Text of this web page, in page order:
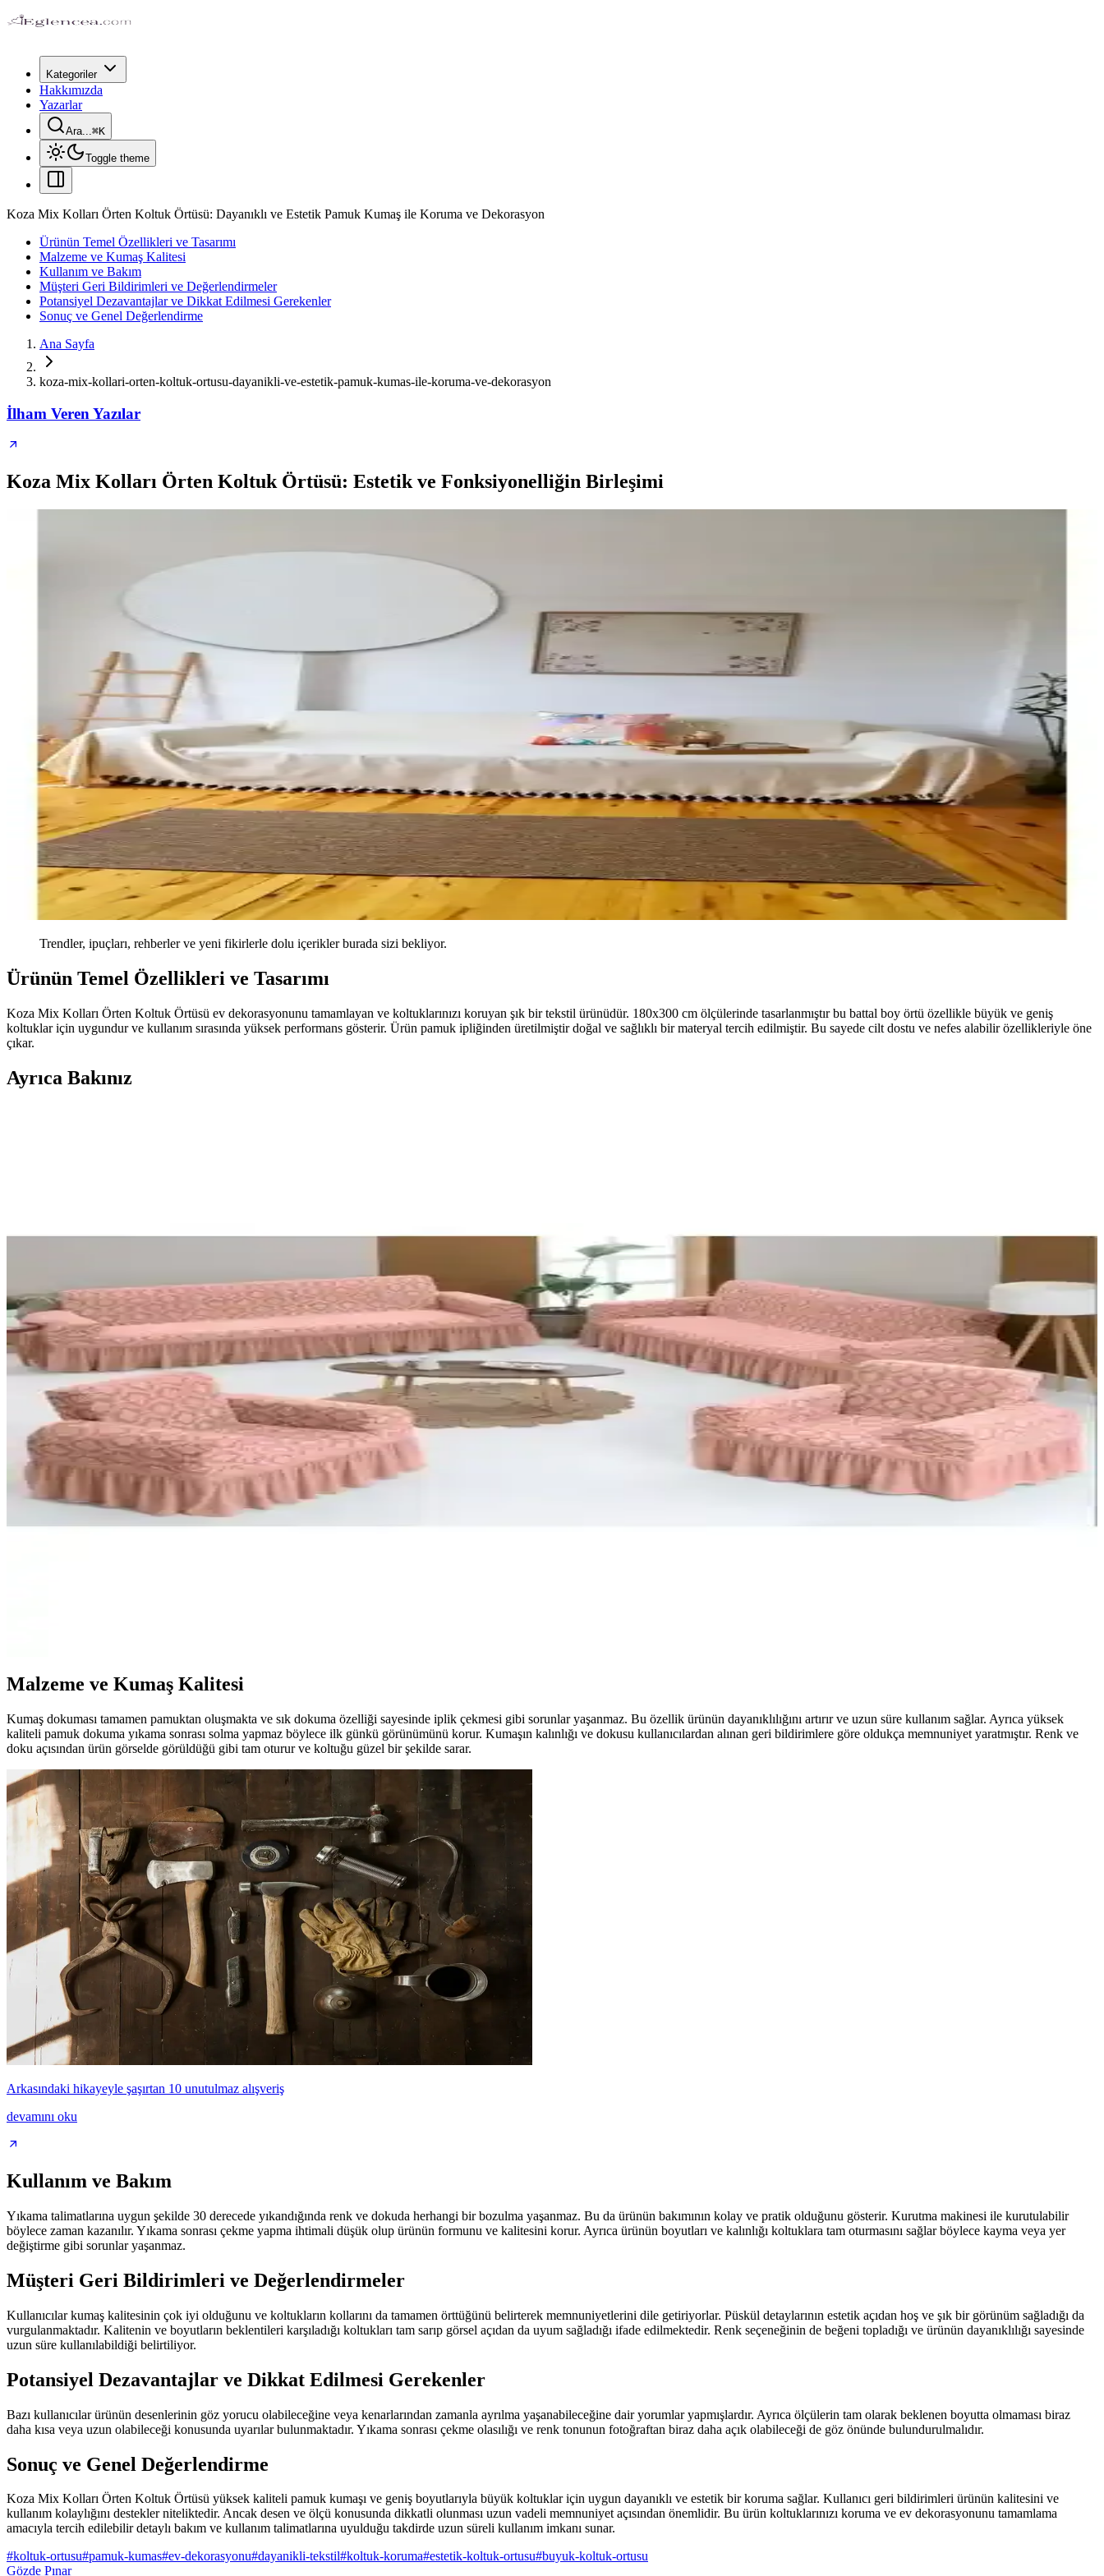
Kategoriler
Hakkımızda
Yazarlar
Ara...⌘K
Toggle theme
Koza Mix Kolları Örten Koltuk Örtüsü: Dayanıklı ve Estetik Pamuk Kumaş ile Koruma ve Dekorasyon
Ürünün Temel Özellikleri ve Tasarımı
Malzeme ve Kumaş Kalitesi
Kullanım ve Bakım
Müşteri Geri Bildirimleri ve Değerlendirmeler
Potansiyel Dezavantajlar ve Dikkat Edilmesi Gerekenler
Sonuç ve Genel Değerlendirme
Ana Sayfa
koza-mix-kollari-orten-koltuk-ortusu-dayanikli-ve-estetik-pamuk-kumas-ile-koruma-ve-dekorasyon
İlham Veren Yazılar
Koza Mix Kolları Örten Koltuk Örtüsü: Estetik ve Fonksiyonelliğin Birleşimi
Trendler, ipuçları, rehberler ve yeni fikirlerle dolu içerikler burada sizi bekliyor.
Ürünün Temel Özellikleri ve Tasarımı
Koza Mix Kolları Örten Koltuk Örtüsü ev dekorasyonunu tamamlayan ve koltuklarınızı koruyan şık bir tekstil ürünüdür. 180x300 cm ölçülerinde tasarlanmıştır bu battal boy örtü özellikle büyük ve geniş
koltuklar için uygundur ve kullanım sırasında yüksek performans gösterir. Ürün pamuk ipliğinden üretilmiştir doğal ve sağlıklı bir materyal tercih edilmiştir. Bu sayede cilt dostu ve nefes alabilir özellikleriyle öne
çıkar.
Ayrıca Bakınız
Riselerhome ve Tuchmall Lastikli Koltuk Örtüsü Karşılaştırması ve Kullanıcı Yorumları
Riselerhome ve Tuchmall koltuk örtüleri, esneklik ve uyum açısından avantajlar sunar. Her iki ürün de kolay yıkanabilir ve dayanıklıdır, kullanıcılar ise estetik ve kullanım kolaylığını övüyor.
Vagonik Royal ve Teksnil Home Koltuk Örtüleri Karşılaştırması ve Detaylı İnceleme
İki farklı koltuk örtüsü ürününün malzeme, boyut, kullanım ve kullanıcı geri bildirimleri üzerinden detaylı karşılaştırması yapıldı. Kalite, uyum ve pratiklik öne çıkan özellikler arasında yer alıyor.
Koza Mix Kolları Örten Koltuk Örtüsü Modern ve Dayanıklı Koruma Çözümü
Koza Mix Kolları Örten Koltuk Örtüsü, şık tasarımı ve dayanıklı yapısıyla koltuklarınızı korurken ev dekorunuza modern bir dokunuş sağlar.
Koltuk ve Kanepe Örtüleri Karşılaştırması: Malzeme, Boyut ve Kullanım Özellikleri
İki farklı koltuk ve kanepe örtüsü ürününü malzeme, boyut, kullanım kolaylığı ve kullanıcı geri bildirimleriyle detaylı karşılaştırıyoruz. Dayanıklılık ve estetik açısından değerlendirin.
Kadife Bambu Çizgili Örtü ile Velerde Home Vessel Çift Taraflı Örtü Karşılaştırması: Boyut, Malzeme ve Kullanım Özellikleri
Malzeme ve Kumaş Kalitesi
Kumaş dokuması tamamen pamuktan oluşmakta ve sık dokuma özelliği sayesinde iplik çekmesi gibi sorunlar yaşanmaz. Bu özellik ürünün dayanıklılığını artırır ve uzun süre kullanım sağlar. Ayrıca yüksek
kaliteli pamuk dokuma yıkama sonrası solma yapmaz böylece ilk günkü görünümünü korur. Kumaşın kalınlığı ve dokusu kullanıcılardan alınan geri bildirimlere göre oldukça memnuniyet yaratmıştır. Renk ve
doku açısından ürün görselde görüldüğü gibi tam oturur ve koltuğu güzel bir şekilde sarar.
Arkasındaki hikayeyle şaşırtan 10 unutulmaz alışveriş
devamını oku
Kullanım ve Bakım
Yıkama talimatlarına uygun şekilde 30 derecede yıkandığında renk ve dokuda herhangi bir bozulma yaşanmaz. Bu da ürünün bakımının kolay ve pratik olduğunu gösterir. Kurutma makinesi ile kurutulabilir
böylece zaman kazanılır. Yıkama sonrası çekme yapma ihtimali düşük olup ürünün formunu ve kalitesini korur. Ayrıca ürünün boyutları ve kalınlığı koltuklara tam oturmasını sağlar böylece kayma veya yer
değiştirme gibi sorunlar yaşanmaz.
Müşteri Geri Bildirimleri ve Değerlendirmeler
Kullanıcılar kumaş kalitesinin çok iyi olduğunu ve koltukların kollarını da tamamen örttüğünü belirterek memnuniyetlerini dile getiriyorlar. Püskül detaylarının estetik açıdan hoş ve şık bir görünüm sağladığı da
vurgulanmaktadır. Kalitenin ve boyutların beklentileri karşıladığı koltukları tam sarıp görsel açıdan da uyum sağladığı ifade edilmektedir. Renk seçeneğinin de beğeni topladığı ve ürünün dayanıklılığı sayesinde
uzun süre kullanılabildiği belirtiliyor.
Potansiyel Dezavantajlar ve Dikkat Edilmesi Gerekenler
Bazı kullanıcılar ürünün desenlerinin göz yorucu olabileceğine veya kenarlarından zamanla ayrılma yaşanabileceğine dair yorumlar yapmışlardır. Ayrıca ölçülerin tam olarak beklenen boyutta olmaması biraz
daha kısa veya uzun olabileceği konusunda uyarılar bulunmaktadır. Yıkama sonrası çekme olasılığı ve renk tonunun fotoğraftan biraz daha açık olabileceği de göz önünde bulundurulmalıdır.
Sonuç ve Genel Değerlendirme
Koza Mix Kolları Örten Koltuk Örtüsü yüksek kaliteli pamuk kumaşı ve geniş boyutlarıyla büyük koltuklar için uygun dayanıklı ve estetik bir koruma sağlar. Kullanıcı geri bildirimleri ürünün kalitesini ve
kullanım kolaylığını destekler niteliktedir. Ancak desen ve ölçü konusunda dikkatli olunması uzun vadeli memnuniyet açısından önemlidir. Bu ürün koltuklarınızı koruma ve ev dekorasyonunu tamamlama
amacıyla tercih edilebilir detaylı bakım ve kullanım talimatlarına uyulduğu takdirde uzun süreli kullanım imkanı sunar.
#koltuk-ortusu#pamuk-kumas#ev-dekorasyonu#dayanikli-tekstil#koltuk-koruma#estetik-koltuk-ortusu#buyuk-koltuk-ortusu
Gözde Pınar